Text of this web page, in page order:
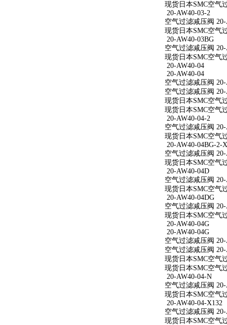
现货日本SMC空气
20-AW40-03-2
空气过滤减压阀
现货日本SMC空气
20-AW40-03BG
空气过滤减压阀 20-
现货日本SMC空气
20-AW40-04
20-AW40-04
空气过滤减压阀 20-
空气过滤减压阀 20-
现货日本SMC空气
现货日本SMC空气
20-AW40-04-2
空气过滤减压阀
现货日本SMC空气
20-AW40-04BG-2-
空气过滤减压阀
现货日本SMC空气
20-AW40-04D
空气过滤减压阀
现货日本SMC空气
20-AW40-04DG
空气过滤减压阀
现货日本SMC空气
20-AW40-04G
20-AW40-04G
空气过滤减压阀 20-
空气过滤减压阀 20-
现货日本SMC空气
现货日本SMC空气
20-AW40-04-N
空气过滤减压阀
现货日本SMC空气
20-AW40-04-X132
空气过滤减压阀
现货日本SMC空气